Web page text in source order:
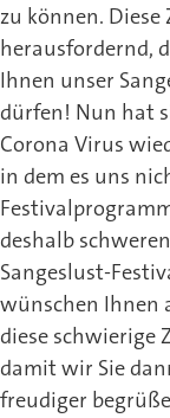
zu können.
herausfordernd,
Ihnen unser
dürfen! Nun hat
Corona Virus
in dem es uns
deshalb
Sangeslust-
wünschen Ihnen
diese schwierige
damit wir Sie
freudiger